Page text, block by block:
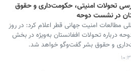
تحولات امنیتی، حکومت‌داری و حقوق
در نشست دوحه
مطالعات امنیت جهانی قطر اعلام کرد: در روز
درباره تحولات افغانستان به‌ویژه در بخش
و حقوق بشر گفت‌وگو خواهد شد.